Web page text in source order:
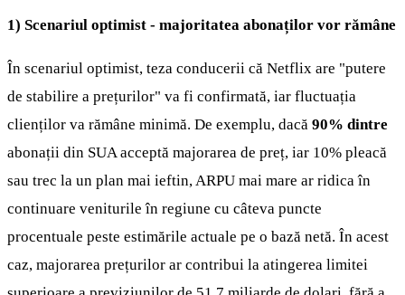
1) Scenariul optimist - majoritatea abonaților vor rămâne
În scenariul optimist, teza conducerii că Netflix are "putere
de stabilire a prețurilor" va fi confirmată, iar fluctuația
clienților va rămâne minimă. De exemplu, dacă 90% dintre
abonații din SUA acceptă majorarea de preț, iar 10% pleacă
sau trec la un plan mai ieftin, ARPU mai mare ar ridica în
continuare veniturile în regiune cu câteva puncte
procentuale peste estimările actuale pe o bază netă. În acest
caz, majorarea prețurilor ar contribui la atingerea limitei